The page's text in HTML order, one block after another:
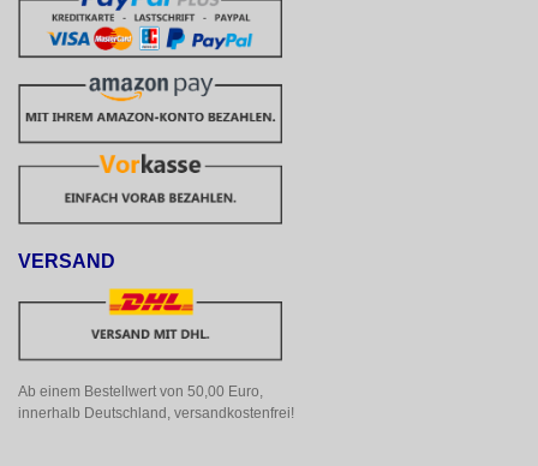
VERSAND
Ab einem Bestellwert von 50,00 Euro,
innerhalb Deutschland, versandkostenfrei!